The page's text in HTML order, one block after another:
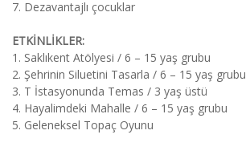
7. Dezavantajlı çocuklar
ETKİNLİKLER:
1. Saklıkent Atölyesi / 6 – 15 yaş grubu
2. Şehrinin Siluetini Tasarla / 6 – 15 yaş grubu
3. T İstasyonunda Temas / 3 yaş üstü
4. Hayalimdeki Mahalle / 6 – 15 yaş grubu
5. Geleneksel Topaç Oyunu